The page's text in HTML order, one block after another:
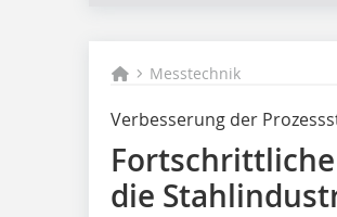
Messtechnik
Verbesserung der
die